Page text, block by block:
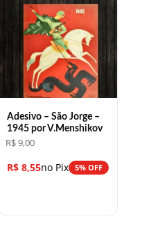
Adesivo – São Jorge –
1945 por V.Menshikov
R$9,00
R$ 8,55no Pix 5% OFF